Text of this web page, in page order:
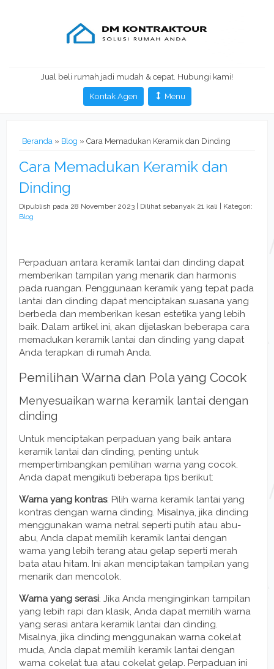
Jual beli rumah jadi mudah & cepat. Hubungi kami!
Kontak Agen
Menu
Beranda » Blog » Cara Memadukan Keramik dan Dinding
Cara Memadukan Keramik dan
Dinding
Dipublish pada 28 November 2023 | Dilihat sebanyak 21 kali | Kategori:
Blog
Perpaduan antara keramik lantai dan dinding dapat
memberikan tampilan yang menarik dan harmonis
pada ruangan. Penggunaan keramik yang tepat pada
lantai dan dinding dapat menciptakan suasana yang
berbeda dan memberikan kesan estetika yang lebih
baik. Dalam artikel ini, akan dijelaskan beberapa cara
memadukan keramik lantai dan dinding yang dapat
Anda terapkan di rumah Anda.
Pemilihan Warna dan Pola yang Cocok
Menyesuaikan warna keramik lantai dengan
dinding
Untuk menciptakan perpaduan yang baik antara
keramik lantai dan dinding, penting untuk
mempertimbangkan pemilihan warna yang cocok.
Anda dapat mengikuti beberapa tips berikut:
Warna yang kontras: Pilih warna keramik lantai yang
kontras dengan warna dinding. Misalnya, jika dinding
menggunakan warna netral seperti putih atau abu-
abu, Anda dapat memilih keramik lantai dengan
warna yang lebih terang atau gelap seperti merah
bata atau hitam. Ini akan menciptakan tampilan yang
menarik dan mencolok.
Warna yang serasi: Jika Anda menginginkan tampilan
yang lebih rapi dan klasik, Anda dapat memilih warna
yang serasi antara keramik lantai dan dinding.
Misalnya, jika dinding menggunakan warna cokelat
muda, Anda dapat memilih keramik lantai dengan
warna cokelat tua atau cokelat gelap. Perpaduan ini